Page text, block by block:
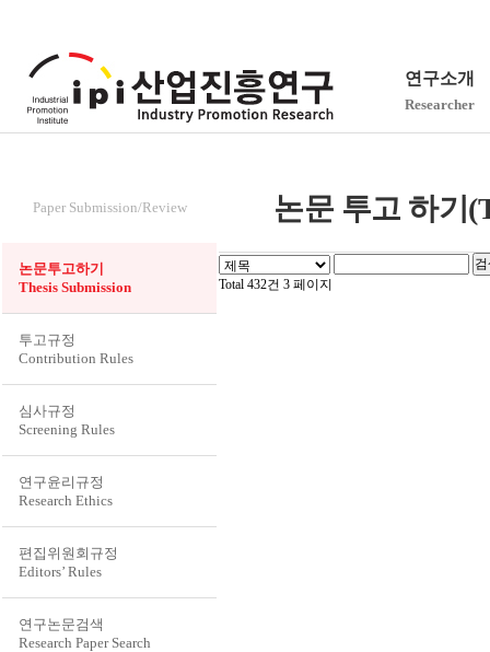
연구소개
Researcher
Paper Submission/Review
논문투고하기
Thesis Submission
투고규정
Contribution Rules
심사규정
Screening Rules
연구윤리규정
Research Ethics
편집위원회규정
Editors’ Rules
연구논문검색
Research Paper Search
논문 투고 하기
Total 432건 3 페이지